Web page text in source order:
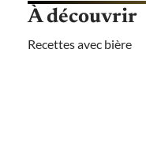
À découvrir
Recettes avec bière